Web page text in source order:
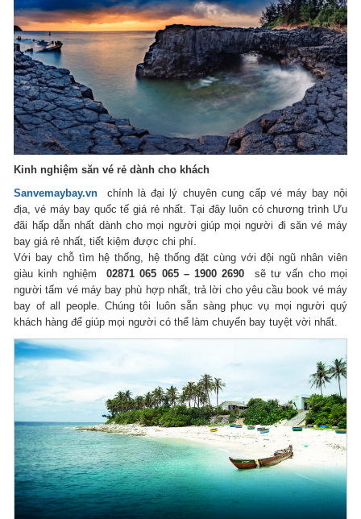
Kinh nghiệm săn vé rẻ dành cho khách
Sanvemaybay.vn chính là đại lý chuyên cung cấp vé máy bay nội
địa, vé máy bay quốc tế giá rẻ nhất. Tại đây luôn có chương trình Ưu
đãi hấp dẫn nhất dành cho mọi người giúp mọi người đi săn vé máy
bay giá rẻ nhất, tiết kiệm được chi phí.
Với bay chỗ tìm hệ thống, hệ thống đặt cùng với đội ngũ nhân viên
giàu kinh nghiệm02871 065 065 – 1900 2690 sẽ tư vấn cho mọi
người tấm vé máy bay phù hợp nhất, trả lời cho yêu cầu book vé máy
bay of all people. Chúng tôi luôn sẵn sàng phục vụ mọi người quý
khách hàng để giúp mọi người có thể làm chuyến bay tuyệt vời nhất.